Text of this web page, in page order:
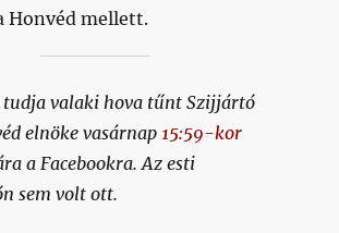
Honvéd mellett.
tudja valaki hova tűnt Szijjártó
elnöke vasárnap 15:59-kor
a Facebookra. Az esti
sem volt ott.